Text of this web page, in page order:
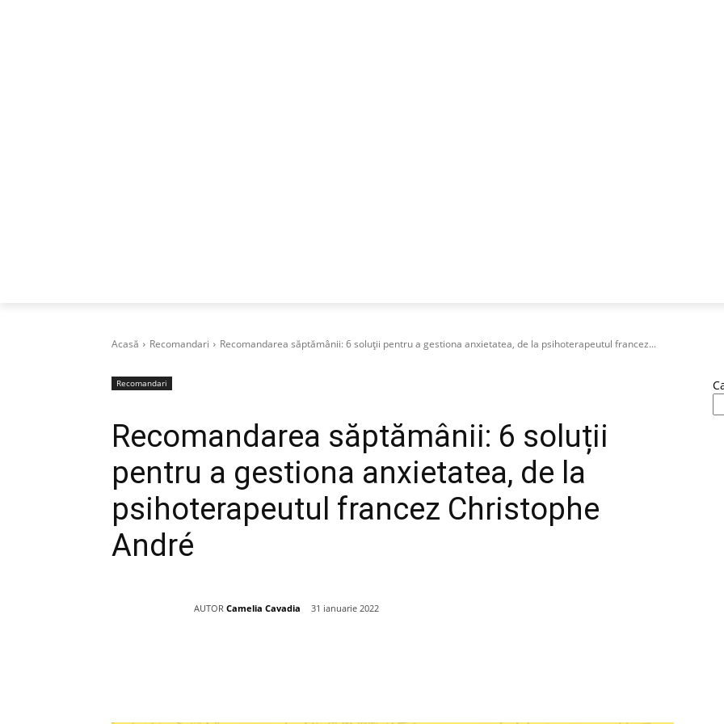
Acasă Recomandari Recomandarea săptămânii: 6 soluții pentru a gestiona anxietatea, de la psihoterapeutul francez...
Recomandari
Recomandarea săptămânii: 6 soluții
pentru a gestiona anxietatea, de la
psihoterapeutul francez Christophe
André
AUTOR Camelia Cavadia 31 ianuarie 2022